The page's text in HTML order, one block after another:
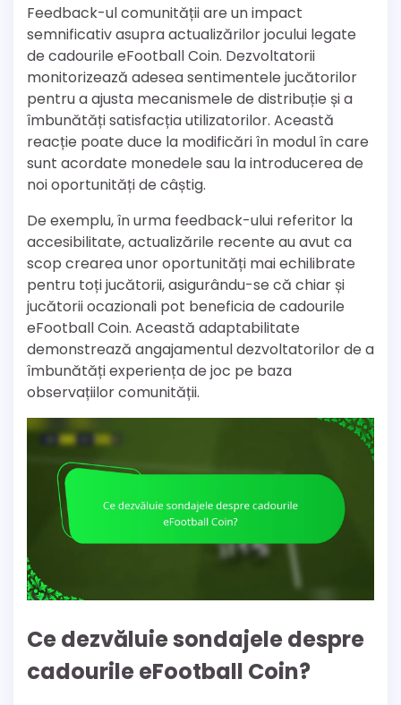
Feedback-ul comunității are un impact
semnificativ asupra actualizărilor jocului legate
de cadourile eFootball Coin. Dezvoltatorii
monitorizează adesea sentimentele jucătorilor
pentru a ajusta mecanismele de distribuție și a
îmbunătăți satisfacția utilizatorilor. Această
reacție poate duce la modificări în modul în care
sunt acordate monedele sau la introducerea de
noi oportunități de câștig.
De exemplu, în urma feedback-ului referitor la
accesibilitate, actualizările recente au avut ca
scop crearea unor oportunități mai echilibrate
pentru toți jucătorii, asigurându-se că chiar și
jucătorii ocazionali pot beneficia de cadourile
eFootball Coin. Această adaptabilitate
demonstrează angajamentul dezvoltatorilor de a
îmbunătăți experiența de joc pe baza
observațiilor comunității.
Ce dezvăluie sondajele despre
cadourile eFootball Coin?